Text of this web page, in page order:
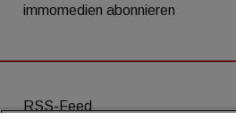
immomedien abonnieren
RSS-Feed